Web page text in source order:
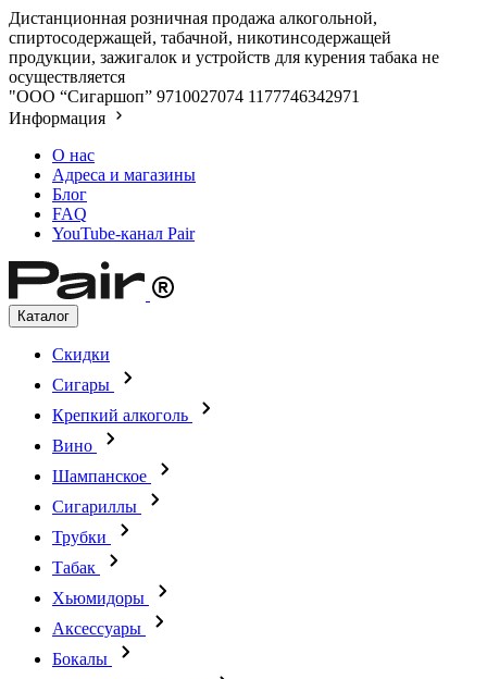
Дистанционная розничная продажа алкогольной,
спиртосодержащей, табачной, никотинсодержащей
продукции, зажигалок и устройств для курения табака не
осуществляется
"ООО “Сигаршоп” 9710027074 1177746342971
Информация
О нас
Адреса и магазины
Блог
FAQ
YouTube-канал Pair
Каталог
Скидки
Сигары
Крепкий алкоголь
Вино
Шампанское
Сигариллы
Трубки
Табак
Хьюмидоры
Аксессуары
Бокалы